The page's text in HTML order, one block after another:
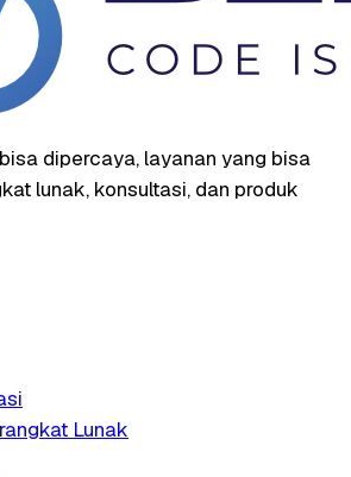
dipercaya, layanan yang bisa
lunak, konsultasi, dan produk
Lunak